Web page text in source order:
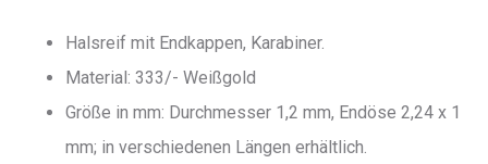
Halsreif mit Endkappen, Karabiner.
Material: 333/- Weißgold
Größe in mm: Durchmesser 1,2 mm, Endöse 2,24 x 1
mm; in verschiedenen Längen erhältlich.